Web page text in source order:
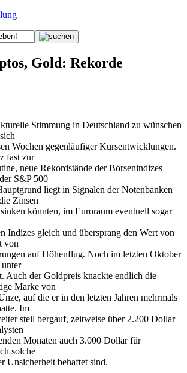
Gold: Rekorde
Stimmung in Deutschland zu wünschen
Wochen gegenläufiger Kursentwicklungen.
fast zur
neue Rekordstände der Börsenindizes
S&P 500
liegt in Signalen der Notenbanken
Zinsen
könnten, im Euroraum eventuell sogar
Indizes gleich und übersprang den Wert von
von
auf Höhenflug. Noch im letzten Oktober
Auch der Goldpreis knackte endlich die
Marke von
auf die er in den letzten Jahren mehrmals
Im
steil bergauf, zeitweise über 2.200 Dollar
Monaten auch 3.000 Dollar für
solche
Unsicherheit behaftet sind.